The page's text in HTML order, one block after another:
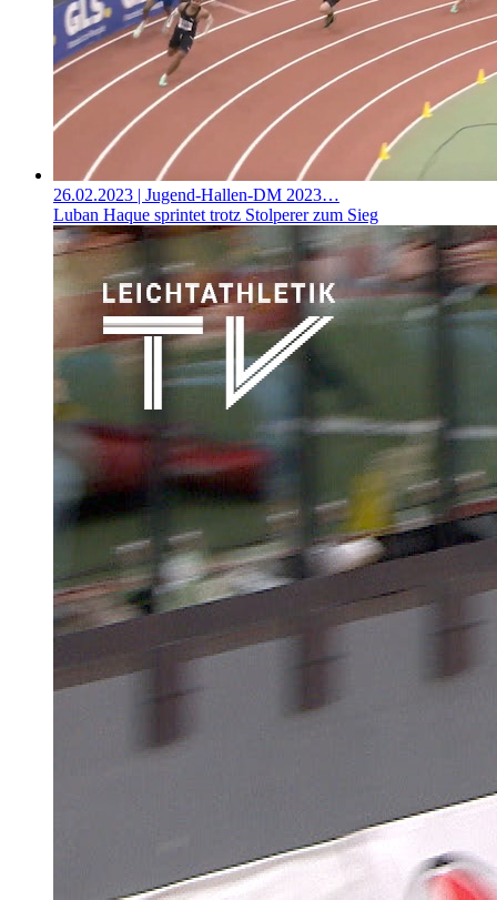
26.02.2023 | Jugend-Hallen-DM 2023…
Luban Haque sprintet trotz Stolperer zum Sieg